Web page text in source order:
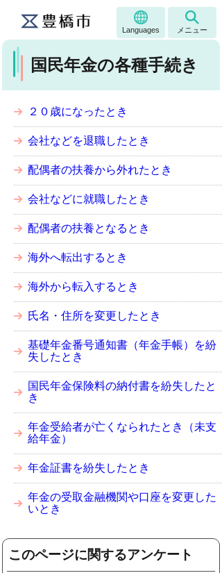
Languages メニュー
国民年金の各種手続き
２０歳になったとき
会社などを退職したとき
配偶者の扶養から外れたとき
会社などに就職したとき
配偶者の扶養となるとき
海外へ転出するとき
海外から転入するとき
氏名・住所を変更したとき
基礎年金番号通知書（年金手帳）を紛
失したとき
国民年金保険料の納付書を紛失したと
き
年金受給者が亡くなられたとき（未支
給年金）
年金証書を紛失したとき
年金の受取金融機関や口座を変更した
いとき
このページに関するアンケート